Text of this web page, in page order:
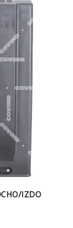
IZDO